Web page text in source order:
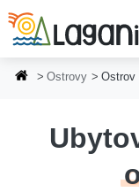
Prejsť na hlavný obsah
Ostrovy Ostrov